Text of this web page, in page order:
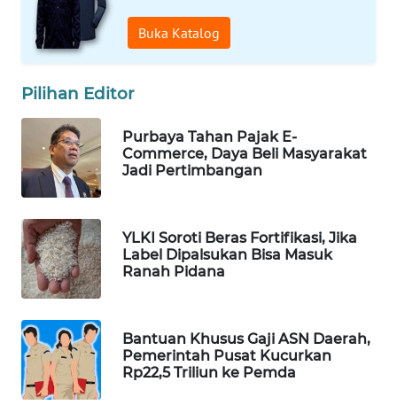
Buka Katalog
Pilihan Editor
Purbaya Tahan Pajak E-
Commerce, Daya Beli Masyarakat
Jadi Pertimbangan
YLKI Soroti Beras Fortifikasi, Jika
Label Dipalsukan Bisa Masuk
Ranah Pidana
Bantuan Khusus Gaji ASN Daerah,
Pemerintah Pusat Kucurkan
Rp22,5 Triliun ke Pemda
WAHANA
KONSUMEN
WAHANA
LISTRIK
WAHANA
TRAVEL
WAHANA
TV
WAHANANEWS
ID
WAHANANEWS
CO ID